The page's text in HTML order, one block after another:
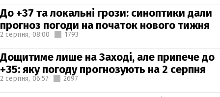
До +37 та локальні грози: синоптики дали
прогноз погоди на початок нового тижня
2 серпня, 08:00 1793
Дощитиме лише на Заході, але припече до
+35: яку погоду прогнозують на 2 серпня
2 серпня, 06:57 2697